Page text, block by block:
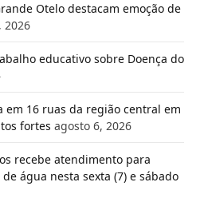
Otelo destacam emoção de
2026
educativo sobre Doença do
em 16 ruas da região central em
fortes agosto 6, 2026
recebe atendimento para
água nesta sexta (7) e sábado